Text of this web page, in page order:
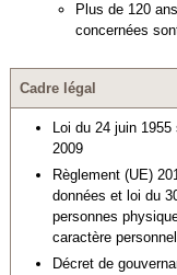
Plus de 120
concernées
Cadre légal
Loi du 24 juin
2009
Règlement (UE)
données et loi du
personnes
caractère personnel
Décret de